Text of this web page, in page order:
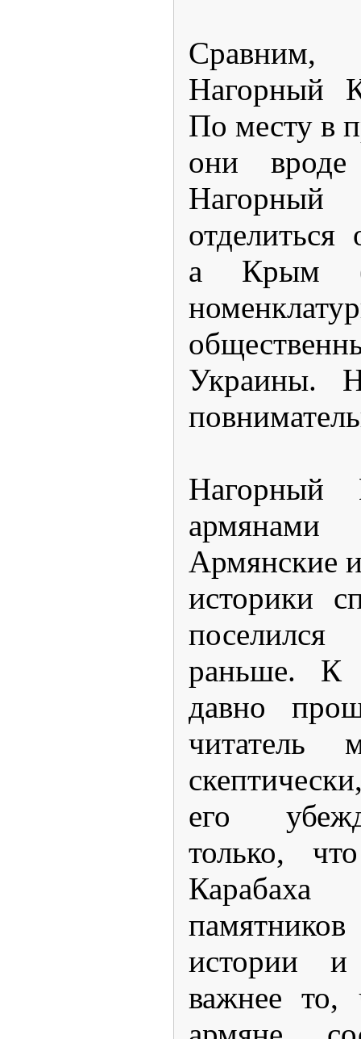
Нагорный
По месту в
они
Нагорный
а Крым
Украины.
Нагорный
Армянские
историки
раньше. К
давно
читатель
его
только,
истории
важнее то,